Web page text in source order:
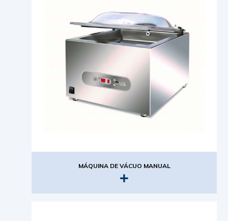
MÁQUINA DE VÁCUO MANUAL